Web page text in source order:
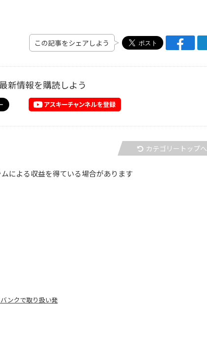
この記事をシェアしよう
新情報を購読しよう
カテゴリートップへ
による収益を得ている場合があります
ンクで取り扱い発